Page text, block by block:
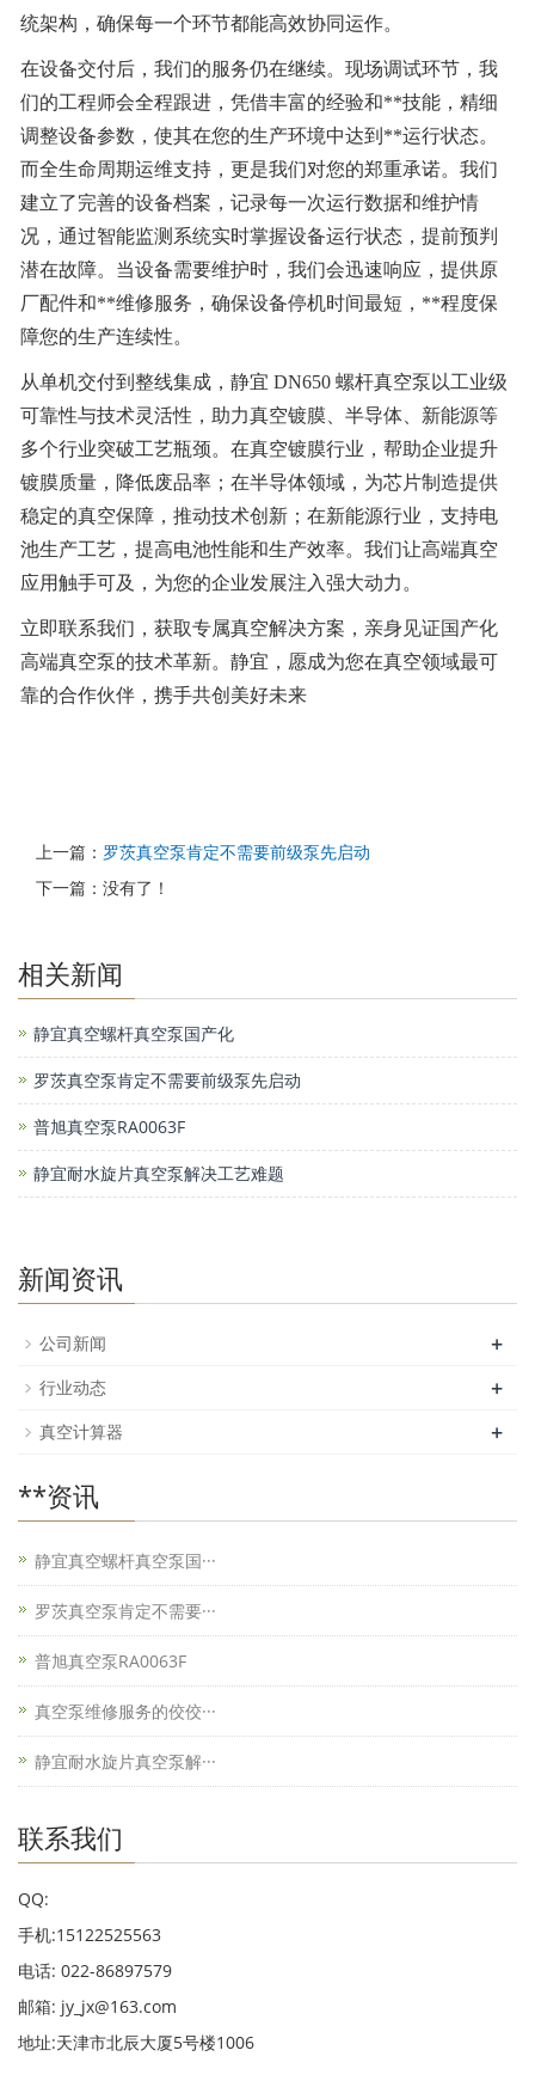
统架构，确保每一个环节都能高效协同运作。
在设备交付后，我们的服务仍在继续。现场调试环节，我
们的工程师会全程跟进，凭借丰富的经验和**技能，精细
调整设备参数，使其在您的生产环境中达到**运行状态。
而全生命周期运维支持，更是我们对您的郑重承诺。我们
建立了完善的设备档案，记录每一次运行数据和维护情
况，通过智能监测系统实时掌握设备运行状态，提前预判
潜在故障。当设备需要维护时，我们会迅速响应，提供原
厂配件和**维修服务，确保设备停机时间最短，**程度保
障您的生产连续性。
从单机交付到整线集成，静宜 DN650 螺杆真空泵以工业级
可靠性与技术灵活性，助力真空镀膜、半导体、新能源等
多个行业突破工艺瓶颈。在真空镀膜行业，帮助企业提升
镀膜质量，降低废品率；在半导体领域，为芯片制造提供
稳定的真空保障，推动技术创新；在新能源行业，支持电
池生产工艺，提高电池性能和生产效率。我们让高端真空
应用触手可及，为您的企业发展注入强大动力。
立即联系我们，获取专属真空解决方案，亲身见证国产化
高端真空泵的技术革新。静宜，愿成为您在真空领域最可
靠的合作伙伴，携手共创美好未来
上一篇： 罗茨真空泵肯定不需要前级泵先启动
下一篇：没有了！
相关新闻
静宜真空螺杆真空泵国产化
罗茨真空泵肯定不需要前级泵先启动
普旭真空泵RA0063F
静宜耐水旋片真空泵解决工艺难题
新闻资讯
公司新闻 +
行业动态 +
真空计算器 +
**资讯
静宜真空螺杆真空泵国···
罗茨真空泵肯定不需要···
普旭真空泵RA0063F
真空泵维修服务的佼佼···
静宜耐水旋片真空泵解···
联系我们
QQ:
手机:15122525563
电话: 022-86897579
邮箱: jy_jx@163.com
地址:天津市北辰大厦5号楼1006